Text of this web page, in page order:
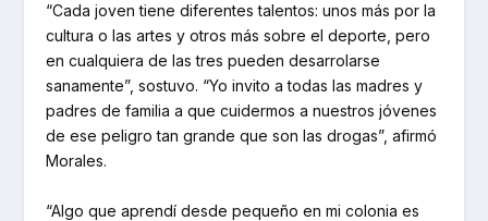
“Cada joven tiene diferentes talentos: unos más por la
cultura o las artes y otros más sobre el deporte, pero
en cualquiera de las tres pueden desarrolarse
sanamente”, sostuvo. “Yo invito a todas las madres y
padres de familia a que cuidermos a nuestros jóvenes
de ese peligro tan grande que son las drogas”, afirmó
Morales.
“Algo que aprendí desde pequeño en mi colonia es